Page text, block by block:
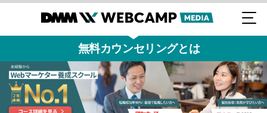
無料カウンセリングとは